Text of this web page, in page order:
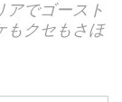
アでゴースト
もクセもさほ